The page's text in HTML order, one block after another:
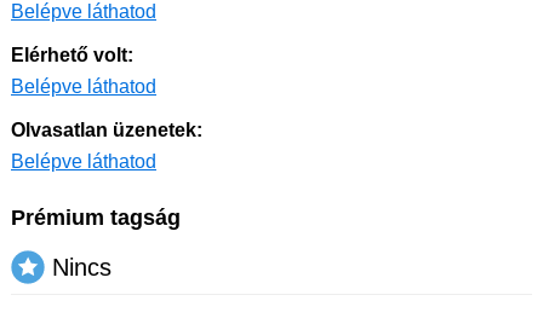
Belépve láthatod
Elérhető volt:
Belépve láthatod
Olvasatlan üzenetek:
Belépve láthatod
Prémium tagság
Nincs